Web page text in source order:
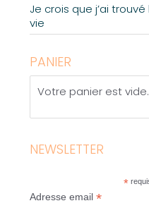
Je crois que j’ai
vie
PANIER
Votre panier est vide.
NEWSLETTER
*
Adresse email*